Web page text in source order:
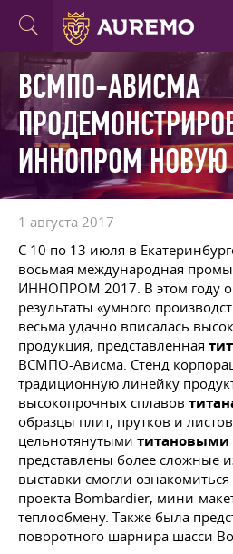
ВСМПО-АВИСМА
ИННОПРОМ
1 августа 2017
С 10 по 13 июля в
восьмая международная
ИННОПРОМ 2017. В этом году
результаты «умного
весьма удачно вписалась
продукция, представленная
ВСМПО-Ависма. Стенд
традиционную линейку
высокопрочных сплавов
образцы плит, прутков и
цельнотянутыми титановыми
представлены более сложные
выставки смогли
проекта Bombardier, мини-
теплообмену. Также была
поворотного шарнира шасси